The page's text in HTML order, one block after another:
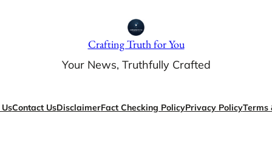
Crafting Truth for You
Your News, Truthfully Crafted
Contact UsDisclaimerFact Checking PolicyPrivacy PolicyTerms